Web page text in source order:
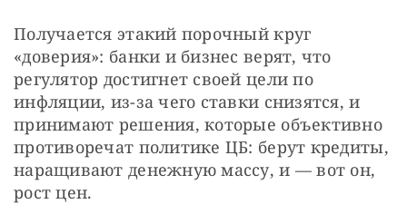
Получается этакий порочный круг
«доверия»: банки и бизнес верят, что
регулятор достигнет своей цели по
инфляции, из-за чего ставки снизятся, и
принимают решения, которые объективно
противоречат политике ЦБ: берут кредиты,
наращивают денежную массу, и — вот он,
рост цен.